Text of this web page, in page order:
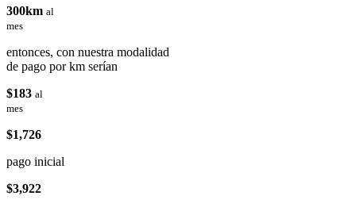
300km al
mes
entonces, con nuestra modalidad
de pago por km serían
$183 al
mes
$1,726
pago inicial
$3,922